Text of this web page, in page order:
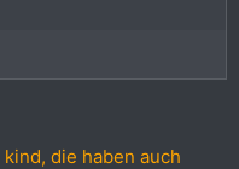
die haben auch